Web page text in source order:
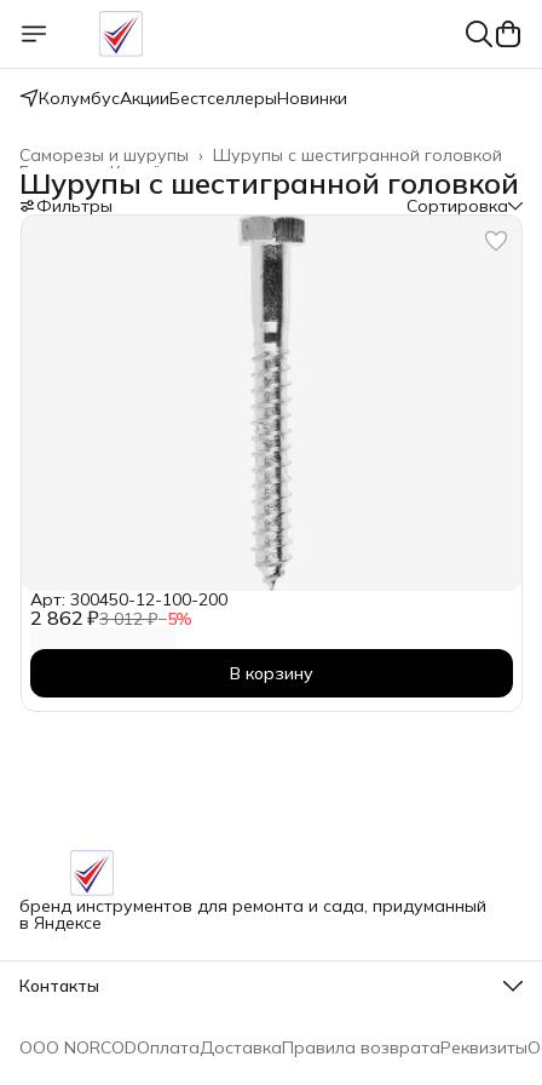
КолумбусАкцииБестселлерыНовинки
Шурупы с шестигранной головкой
Саморезы и шурупы ›
Крепёжные изделия
Главная
Шурупы с шестигранной головкой
Фильтры Сортировка
2 862 ₽3 012 ₽−5%
Арт: 300450-12-100-200
В корзину
бренд инструментов для ремонта и сада, придуманный
в Яндексе
Контакты
Телефон
ООО NORCODОплатаДоставкаПравила возвратаРеквизиты